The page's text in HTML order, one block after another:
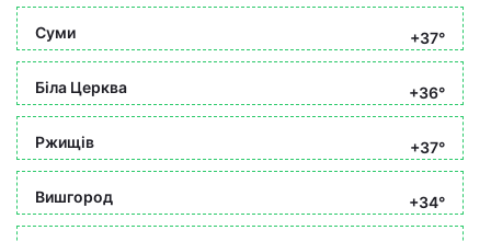
Суми +37°
Біла Церква +36°
Ржищів +37°
Вишгород +34°